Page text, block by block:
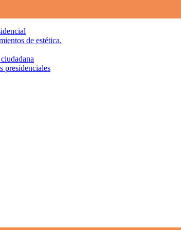
de estética.
presidenciales